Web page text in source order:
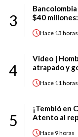
3
$40
Hace 13 horas
4
Video |
atrapado y
Hace 11 horas
5
¡Tembló en
Atento al
Hace 9 horas